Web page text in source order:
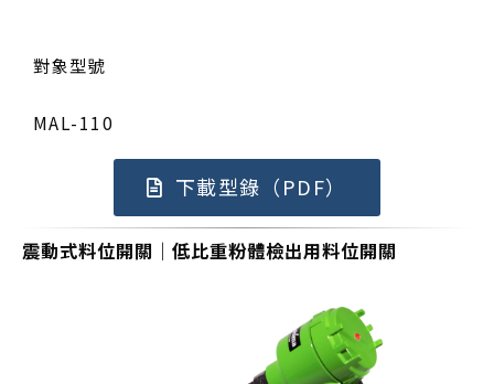
對象型號
MAL-110
下載型錄（PDF）
震動式料位開關｜低比重粉體檢出用料位開關